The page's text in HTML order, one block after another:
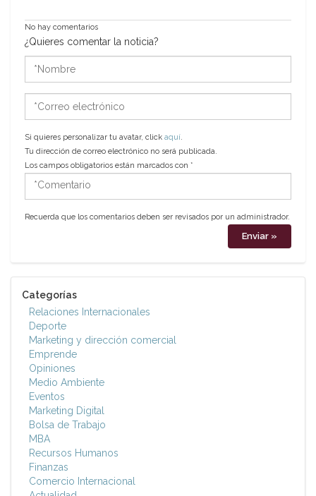
No hay comentarios
¿Quieres comentar la noticia?
*Nombre
*Correo
electrónico
Si quieres personalizar tu avatar, click aquí.
Tu dirección de correo electrónico no será publicada.
Los campos obligatorios están marcados con *
*Comentario
Recuerda que los comentarios deben ser revisados por un administrador.
Categorías
Relaciones Internacionales
Deporte
Marketing y dirección comercial
Emprende
Opiniones
Medio Ambiente
Eventos
Marketing Digital
Bolsa de Trabajo
MBA
Recursos Humanos
Finanzas
Comercio Internacional